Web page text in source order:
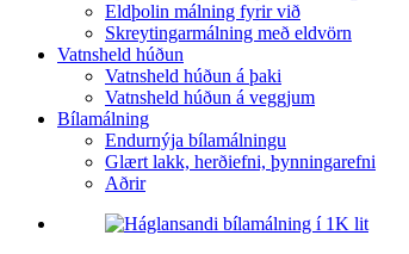
Eldþolin málning fyrir við
Skreytingarmálning með eldvörn
Vatnsheld húðun
Vatnsheld húðun á þaki
Vatnsheld húðun á veggjum
Bílamálning
Endurnýja bílamálningu
Glært lakk, herðiefni, þynningarefni
Aðrir